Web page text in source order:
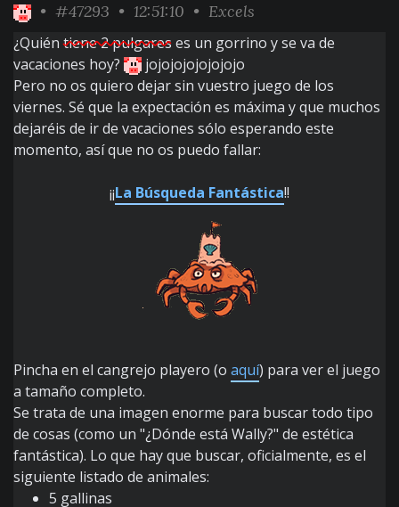
• #47293 • 12:51:10 • Excels
¿Quiéntiene 2 pulgareses un gorrino y se va de
vacaciones hoy?
jojojojojojojojo
Pero no os quiero dejar sin vuestro juego de los
viernes. Sé que la expectación es máxima y que muchos
dejaréis de ir de vacaciones sólo esperando este
momento, así que no os puedo fallar:
¡¡La Búsqueda Fantástica!!
Pincha en el cangrejo playero (o aquí) para ver el juego
a tamaño completo.
Se trata de una imagen enorme para buscar todo tipo
de cosas (como un "¿Dónde está Wally?" de estética
fantástica). Lo que hay que buscar, oficialmente, es el
siguiente listado de animales:
5 gallinas